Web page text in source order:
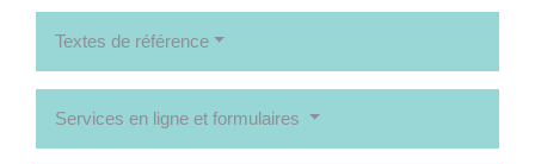
Textes de référence
Services en ligne et formulaires